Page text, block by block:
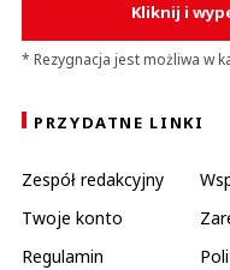
Kliknij i
* Rezygnacja jest możliwa w
PRZYDATNE LINKI
Zespół redakcyjny
Twoje konto
Regulamin